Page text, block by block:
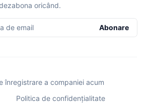
oricând.
de email Abonare
înregistrare a companiei acum
Politica de confidențialitate